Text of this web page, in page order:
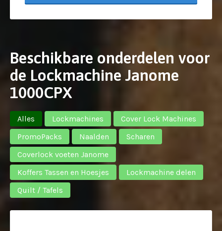
Beschikbare onderdelen voor
de Lockmachine Janome
1000CPX
Alles Lockmachines
Cover Lock Machines
PromoPacks
Naalden
Scharen
Coverlock voeten Janome
Koffers Tassen en Hoesjes
Lockmachine delen
Quilt / Tafels